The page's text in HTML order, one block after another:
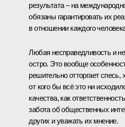
результата – на
обязаны гарантировать их
в отношении каждого
Любая несправедливость и
остро. Это вообще
решительно отторгает
от кого бы всё это ни
качества, как
забота об общественных
других и уважать их мнение.